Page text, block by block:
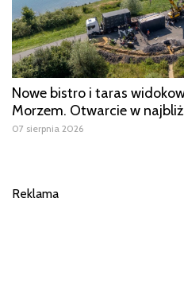
Nowe bistro i taras
Morzem. Otwarcie w
07 sierpnia 2026
Reklama